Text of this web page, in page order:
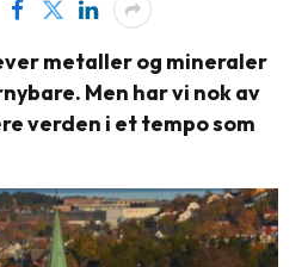
metaller og mineraler
Men har vi nok av
verden i et tempo som